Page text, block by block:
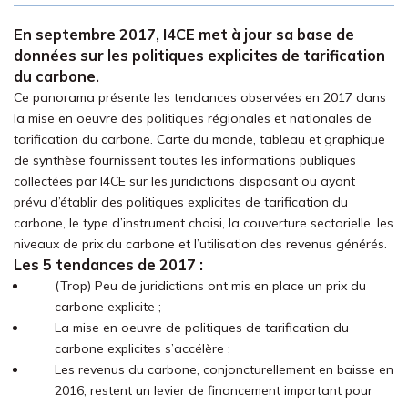
En septembre 2017, I4CE met à jour sa base de
données sur les politiques explicites de tarification
du carbone.
Ce panorama présente les tendances observées en 2017 dans
la mise en oeuvre des politiques régionales et nationales de
tarification du carbone. Carte du monde, tableau et graphique
de synthèse fournissent toutes les informations publiques
collectées par I4CE sur les juridictions disposant ou ayant
prévu d’établir des politiques explicites de tarification du
carbone, le type d’instrument choisi, la couverture sectorielle, les
niveaux de prix du carbone et l’utilisation des revenus générés.
Les 5 tendances de 2017 :
(Trop) Peu de juridictions ont mis en place un prix du
carbone explicite ;
La mise en oeuvre de politiques de tarification du
carbone explicites s’accélère ;
Les revenus du carbone, conjoncturellement en baisse en
2016, restent un levier de financement important pour